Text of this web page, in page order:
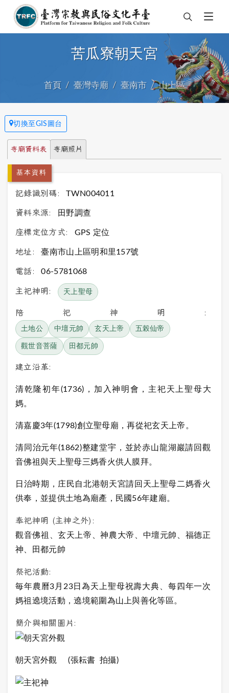
苦瓜寮朝天宮
首頁 臺灣寺廟 臺南市 山上區
切換至GIS圖台
寺廟資料表 寺廟照片
基本資料
記錄識別碼: TWN004011
資料來源: 田野調查
座標定位方式: GPS 定位
地址: 臺南市山上區明和里157號
電話: 06-5781068
主祀神明: 天上聖母
陪祀神明:
土地公 中壇元帥 玄天上帝 五榖仙帝
觀世音菩薩 田都元帥
建立沿革:
清乾隆初年(1736)，加入神明會，主祀天上聖母大
媽。
清嘉慶3年(1798)創立聖母廟，再從祀玄天上帝。
清同治元年(1862)整建堂宇，並於赤山龍湖巖請回觀
音佛祖與天上聖母三媽香火供人膜拜。
日治時期，庄民自北港朝天宮請回天上聖母二媽香火
供奉，並提供土地為廟產，民國56年建廟。
奉祀神明 (主神之外):
觀音佛祖、玄天上帝、神農大帝、中壇元帥、福德正
神、田都元帥
祭祀活動:
毎年農曆3月23日為天上聖母祝壽大典、每四年一次
媽祖遶境活動，遶境範圍為山上與善化等區。
簡介與相關圖片:
朝天宮外觀 (張耘書 拍攝)